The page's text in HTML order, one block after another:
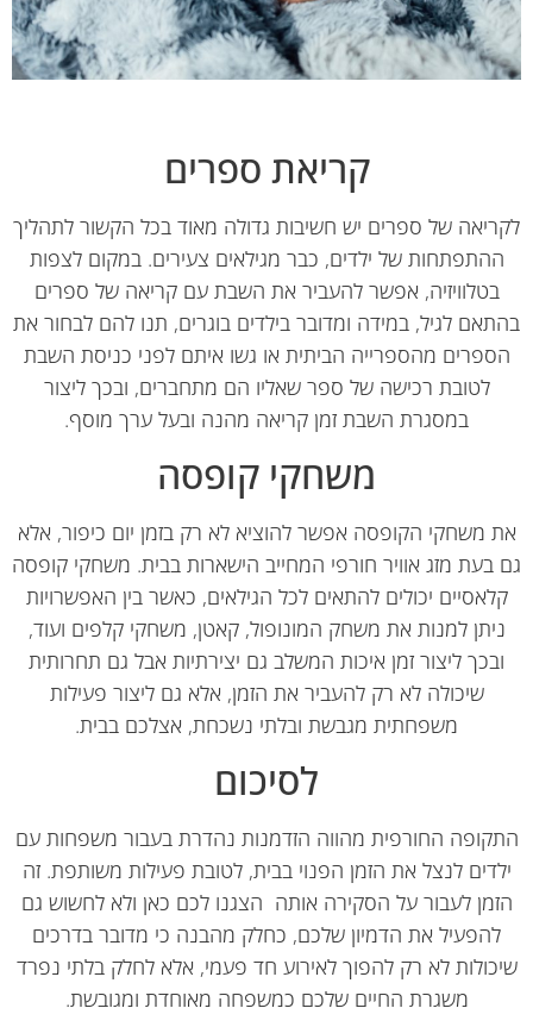
קריאת ספרים
של ספרים יש חשיבות גדולה מאוד בכל הקשור לתהליך
של ילדים, כבר מגילאים צעירים. במקום לצפות
בטלוויזיה, אפשר להעביר את השבת עם קריאה של ספרים
לגיל, במידה ומדובר בילדים בוגרים, תנו להם לבחור את
מהספרייה הביתית או גשו איתם לפני כניסת השבת
לטובת רכישה של ספר שאליו הם מתחברים, ובכך ליצור
במסגרת השבת זמן קריאה מהנה ובעל ערך מוסף.
משחקי קופסה
משחקי הקופסה אפשר להוציא לא רק בזמן יום כיפור, אלא
מזג אוויר חורפי המחייב הישארות בבית. משחקי קופסה
יכולים להתאים לכל הגילאים, כאשר בין האפשרויות
למנות את משחק המונופול, קאטן, משחקי קלפים ועוד,
ליצור זמן איכות המשלב גם יצירתיות אבל גם תחרותית
שיכולה לא רק להעביר את הזמן, אלא גם ליצור פעילות
משפחתית מגבשת ובלתי נשכחת, אצלכם בבית.
לסיכום
החורפית מהווה הזדמנות נהדרת בעבור משפחות עם
לנצל את הזמן הפנוי בבית, לטובת פעילות משותפת. זה
לעבור על הסקירה אותה הצגנו לכם כאן ולא לחשוש גם
להפעיל את הדמיון שלכם, כחלק מהבנה כי מדובר בדרכים
לא רק להפוך לאירוע חד פעמי, אלא לחלק בלתי נפרד
משגרת החיים שלכם כמשפחה מאוחדת ומגובשת.